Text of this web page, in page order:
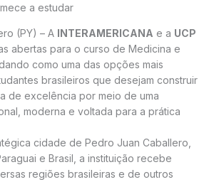
a estudar
(PY) – A INTERAMERICANA e a UCP
abertas para o curso de Medicina e
como uma das opções mais
brasileiros que desejam construir
de excelência por meio de uma
moderna e voltada para a prática
cidade de Pedro Juan Caballero,
e Brasil, a instituição recebe
regiões brasileiras e de outros